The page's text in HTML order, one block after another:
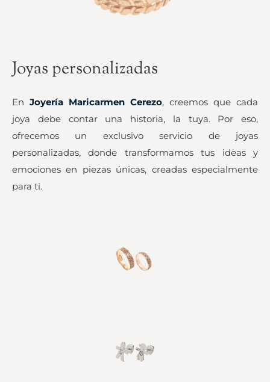
Joyas personalizadas
En Joyería Maricarmen Cerezo, creemos que cada
joya debe contar una historia, la tuya. Por eso,
ofrecemos un exclusivo servicio de joyas
personalizadas, donde transformamos tus ideas y
emociones en piezas únicas, creadas especialmente
para ti.